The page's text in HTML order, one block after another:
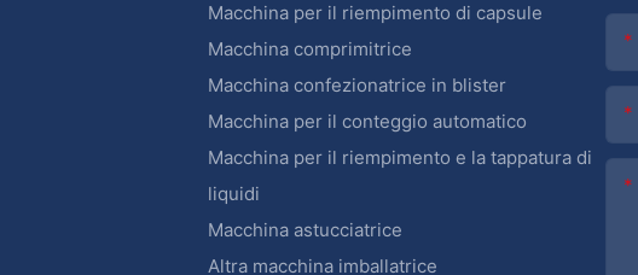
Macchina per il riempimento di capsule
Macchina comprimitrice
Macchina confezionatrice in blister
Macchina per il conteggio automatico
Macchina per il riempimento e la tappatura di
liquidi
Macchina astucciatrice
Altra macchina imballatrice